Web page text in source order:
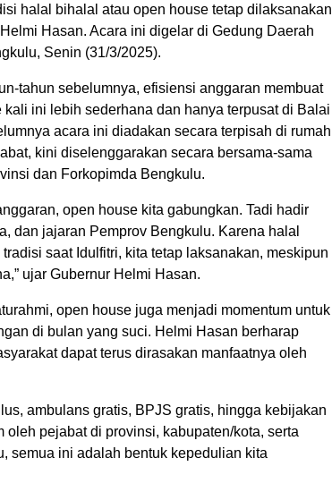
halal bihalal atau open house tetap dilaksanakan
Hasan. Acara ini digelar di Gedung Daerah
Senin (31/3/2025).
tahun sebelumnya, efisiensi anggaran membuat
ini lebih sederhana dan hanya terpusat di Balai
acara ini diadakan secara terpisah di rumah
kini diselenggarakan secara bersama-sama
dan Forkopimda Bengkulu.
open house kita gabungkan. Tadi hadir
dan jajaran Pemprov Bengkulu. Karena halal
saat Idulfitri, kita tetap laksanakan, meskipun
ujar Gubernur Helmi Hasan.
open house juga menjadi momentum untuk
di bulan yang suci. Helmi Hasan berharap
dapat terus dirasakan manfaatnya oleh
ambulans gratis, BPJS gratis, hingga kebijakan
oleh pejabat di provinsi, kabupaten/kota, serta
semua ini adalah bentuk kepedulian kita